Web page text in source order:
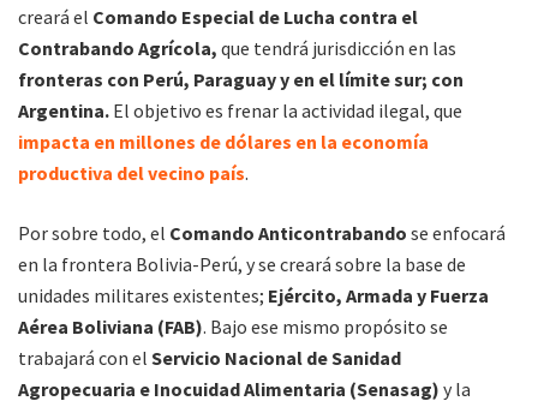
creará el Comando Especial de Lucha contra el
Contrabando Agrícola, que tendrá jurisdicción en las
fronteras con Perú, Paraguay y en el límite sur; con
Argentina. El objetivo es frenar la actividad ilegal, que
impacta en millones de dólares en la economía
productiva del vecino país.
Por sobre todo, el Comando Anticontrabando se enfocará
en la frontera Bolivia-Perú, y se creará sobre la base de
unidades militares existentes; Ejército, Armada y Fuerza
Aérea Boliviana (FAB). Bajo ese mismo propósito se
trabajará con el Servicio Nacional de Sanidad
Agropecuaria e Inocuidad Alimentaria (Senasag) y la